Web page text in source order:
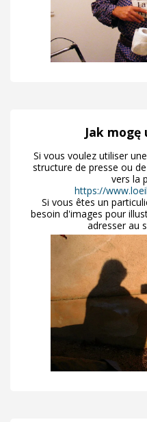
Jak mogę
Si vous voulez utiliser
structure de presse ou
vers la
https://
Si vous êtes un
besoin d'images pour
adresser au